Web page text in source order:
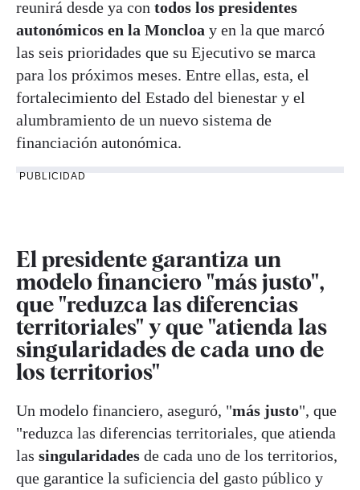
reunirá desde ya con todos los presidentes
autonómicos en la Moncloa y en la que marcó
las seis prioridades que su Ejecutivo se marca
para los próximos meses. Entre ellas, esta, el
fortalecimiento del Estado del bienestar y el
alumbramiento de un nuevo sistema de
financiación autonómica.
PUBLICIDAD
El presidente garantiza un
modelo financiero "más justo",
que "reduzca las diferencias
territoriales" y que "atienda las
singularidades de cada uno de
los territorios"
Un modelo financiero, aseguró, "más justo", que
"reduzca las diferencias territoriales, que atienda
las singularidades de cada uno de los territorios,
que garantice la suficiencia del gasto público y